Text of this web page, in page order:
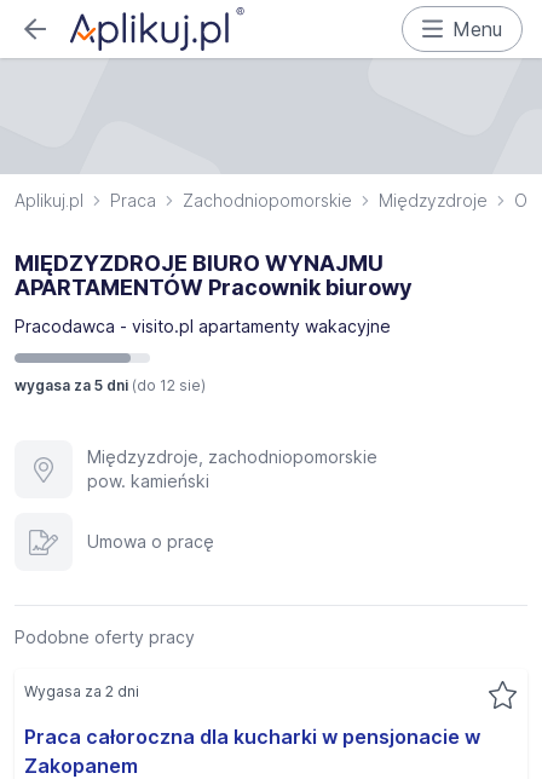
Menu
Aplikuj.pl Praca Zachodniopomorskie Międzyzdroje
MIĘDZYZDROJE BIURO WYNAJMU
APARTAMENTÓW Pracownik biurowy
Pracodawca - visito.pl apartamenty wakacyjne
wygasa za 5 dni (do 12 sie)
Międzyzdroje, zachodniopomorskie
pow. kamieński
Umowa o pracę
Podobne oferty pracy
Praca całoroczna dla kucharki w pensjonacie w
Zakopanem
Wygasa za 2 dni